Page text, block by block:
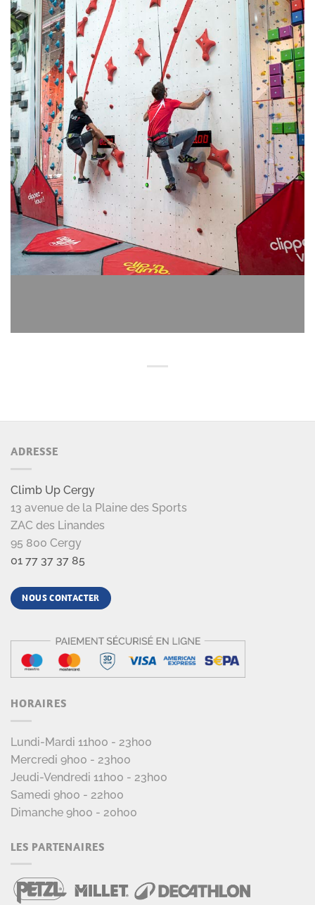
ADRESSE
Climb Up Cergy
13 avenue de la Plaine des Sports
ZAC des Linandes
95 800 Cergy
01 77 37 37 85
NOUS CONTACTER
HORAIRES
Lundi-Mardi 11h00 - 23h00
Mercredi 9h00 - 23h00
Jeudi-Vendredi 11h00 - 23h00
Samedi 9h00 - 22h00
Dimanche 9h00 - 20h00
LES PARTENAIRES